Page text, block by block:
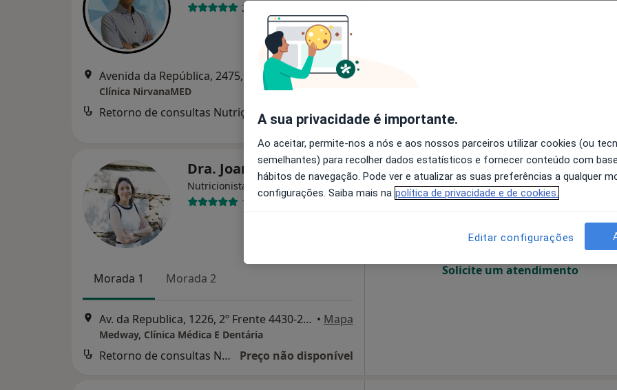
2 opiniões
Avenida da República, 2475, 1º andar, Sala 12, Vila Nova de Gaia •Mapa
Clínica NirvanaMED
Retorno de consultas Nutrição 40 €
Dra. Joana Pinheiro
Nutricionista
10 opiniões
Morada 1 Morada 2
Av. da Republica, 1226, 2º Frente 4430-200 Vila Nova de Gaia, Vila Nova de Gaia • Mapa
Medway, Clínica Médica E Dentária
Retorno de consultas Nutrição Preço não disponível
Hoje
7 Ago
Amanhã
8 Ago
Dom,
9 Ago 10 Ago
O agendamento online não está
disponível
Solicite um atendimento
A sua privacidade é importante.
Ao aceitar, permite-nos a nós e aos nossos parceiros utilizar cookies (ou
semelhantes) para recolher dados estatísticos e fornecer conteúdo com
hábitos de navegação. Pode ver e atualizar as suas preferências a qualquer
configurações. Saiba mais na política de privacidade e de cookies.
Editar configurações